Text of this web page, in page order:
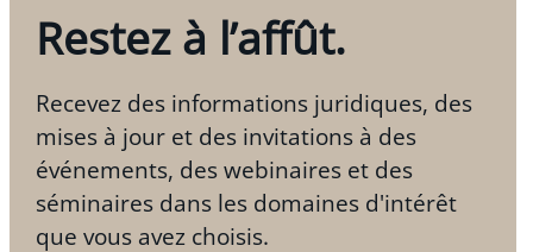
Restez à l’affût.
Recevez des informations juridiques, des
mises à jour et des invitations à des
événements, des webinaires et des
séminaires dans les domaines d'intérêt
que vous avez choisis.